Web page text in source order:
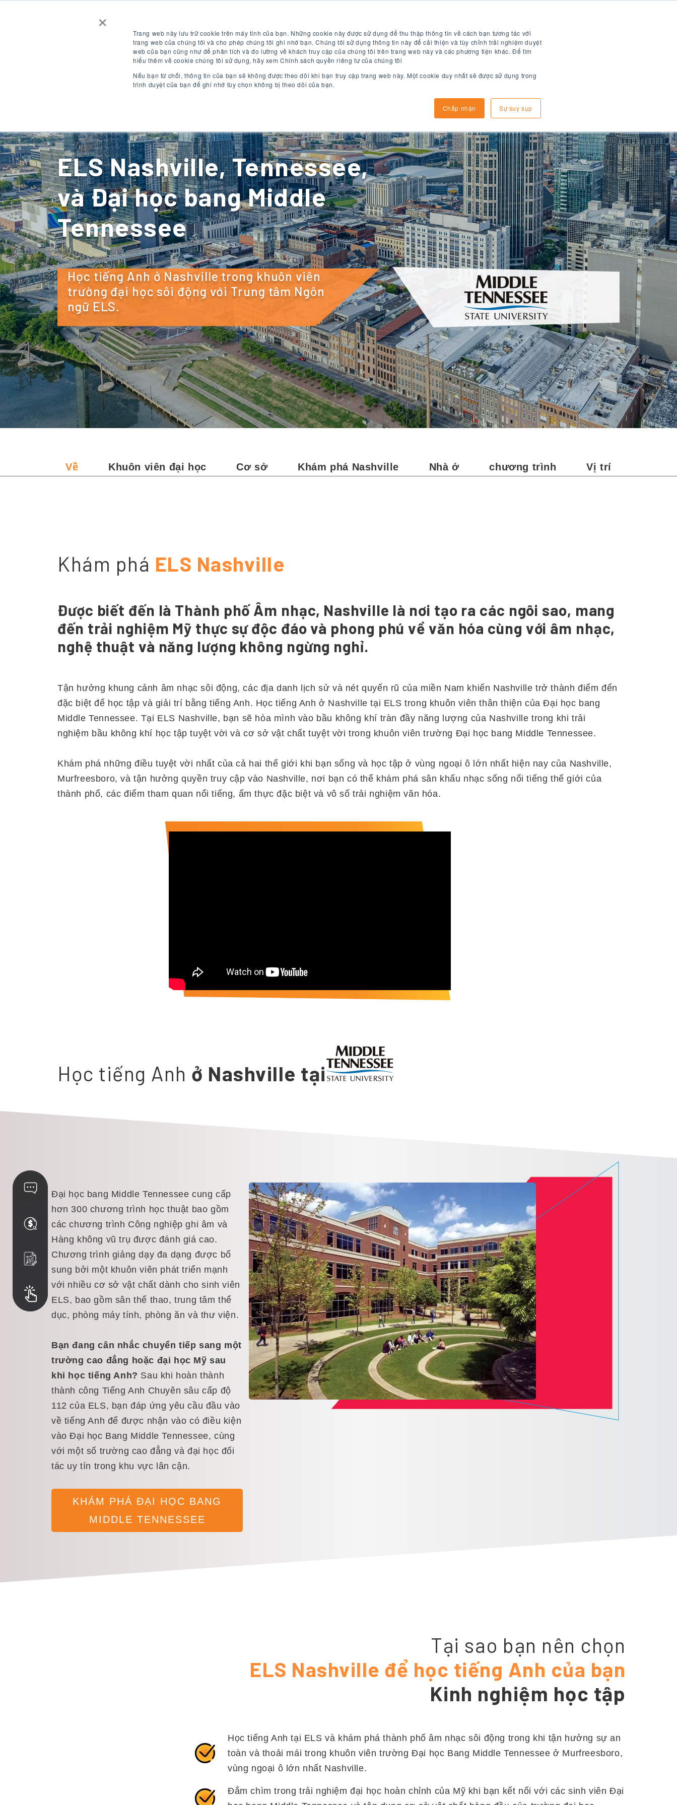
×
Trang web này lưu trữ cookie trên máy tính của bạn. Những cookie này được sử dụng để thu thập thông tin về cách bạn tương tác với
trang web của chúng tôi và cho phép chúng tôi ghi nhớ bạn. Chúng tôi sử dụng thông tin này để cải thiện và tùy chỉnh trải nghiệm duyệt
web của bạn cũng như để phân tích và đo lường về khách truy cập của chúng tôi trên trang web này và các phương tiện khác. Để tìm
hiểu thêm về cookie chúng tôi sử dụng, hãy xem Chính sách quyền riêng tư của chúng tôi
Nếu bạn từ chối, thông tin của bạn sẽ không được theo dõi khi bạn truy cập trang web này. Một cookie duy nhất sẽ được sử dụng trong
trình duyệt của bạn để ghi nhớ tùy chọn không bị theo dõi của bạn.
Chấp nhận Sự suy sụp
VI
điểm đến Chương trình tiếng Anh
ELS Nashville, Tennessee,
và Đại học bang Middle
Tennessee
Học tiếng Anh ở Nashville trong khuôn viên
trường đại học sôi động với Trung tâm Ngôn
ngữ ELS.
Về Khuôn viên đại học Cơ sở Khám phá Nashville Nhà ở chương trình Vị trí
Khám phá ELS Nashville
Được biết đến là Thành phố Âm nhạc, Nashville là nơi tạo ra các ngôi sao, mang
đến trải nghiệm Mỹ thực sự độc đáo và phong phú về văn hóa cùng với âm nhạc,
nghệ thuật và năng lượng không ngừng nghỉ.
Tận hưởng khung cảnh âm nhạc sôi động, các địa danh lịch sử và nét quyến rũ của miền Nam khiến Nashville trở thành điểm đến
đặc biệt để học tập và giải trí bằng tiếng Anh. Học tiếng Anh ở Nashville tại ELS trong khuôn viên thân thiện của Đại học bang
Middle Tennessee. Tại ELS Nashville, bạn sẽ hòa mình vào bầu không khí tràn đầy năng lượng của Nashville trong khi trải
nghiệm bầu không khí học tập tuyệt vời và cơ sở vật chất tuyệt vời trong khuôn viên trường Đại học bang Middle Tennessee.
Khám phá những điều tuyệt vời nhất của cả hai thế giới khi bạn sống và học tập ở vùng ngoại ô lớn nhất hiện nay của Nashville,
Murfreesboro, và tận hưởng quyền truy cập vào Nashville, nơi bạn có thể khám phá sân khấu nhạc sống nổi tiếng thế giới của
thành phố, các điểm tham quan nổi tiếng, ẩm thực đặc biệt và vô số trải nghiệm văn hóa.
Học tiếng Anh ở Nashville tại
Đại học bang Middle Tennessee cung cấp
hơn 300 chương trình học thuật bao gồm
các chương trình Công nghiệp ghi âm và
Hàng không vũ trụ được đánh giá cao.
Chương trình giảng dạy đa dạng được bổ
sung bởi một khuôn viên phát triển mạnh
với nhiều cơ sở vật chất dành cho sinh viên
ELS, bao gồm sân thể thao, trung tâm thể
dục, phòng máy tính, phòng ăn và thư viện.
Bạn đang cân nhắc chuyển tiếp sang một
trường cao đẳng hoặc đại học Mỹ sau
khi học tiếng Anh? Sau khi hoàn thành
thành công Tiếng Anh Chuyên sâu cấp độ
112 của ELS, bạn đáp ứng yêu cầu đầu vào
về tiếng Anh để được nhận vào có điều kiện
vào Đại học Bang Middle Tennessee, cùng
với một số trường cao đẳng và đại học đối
tác uy tín trong khu vực lân cận.
KHÁM PHÁ ĐẠI HỌC BANG
MIDDLE TENNESSEE
Tại sao bạn nên chọn
ELS Nashville để học tiếng Anh của bạn
Kinh nghiệm học tập
Học tiếng Anh tại ELS và khám phá thành phố âm nhạc sôi động trong khi tận hưởng sự an
toàn và thoải mái trong khuôn viên trường Đại học Bang Middle Tennessee ở Murfreesboro,
vùng ngoại ô lớn nhất Nashville.
Đắm chìm trong trải nghiệm đại học hoàn chỉnh của Mỹ khi bạn kết nối với các sinh viên Đại